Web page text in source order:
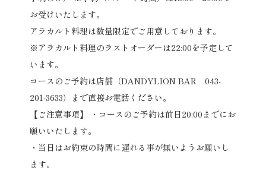
お受けいたします。
アラカルト料理は数量限定でご用意しております。
※アラカルト料理のラストオーダーは22:00を予定して
います。
コースのご予約は店舗（DANDYLION BAR 043-
201-3633）まで直接お電話ください。
【ご注意事項】 ・コースのご予約は前日20:00までにお
願いいたします。
・当日はお約束の時間に遅れる事が無いようお願いし
ます。